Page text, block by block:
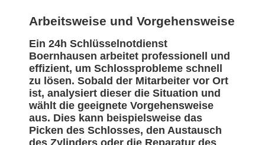
Arbeitsweise und Vorgehensweise
Ein 24h Schlüsselnotdienst
Boernhausen arbeitet professionell und
effizient, um Schlossprobleme schnell
zu lösen. Sobald der Mitarbeiter vor Ort
ist, analysiert dieser die Situation und
wählt die geeignete Vorgehensweise
aus. Dies kann beispielsweise das
Picken des Schlosses, den Austausch